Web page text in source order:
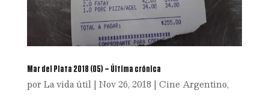
Mar del Plata 2018 (05) – Última crónica
por La vida útil| Nov 26, 2018 | Cine Argentino,